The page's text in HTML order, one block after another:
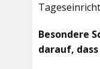
Besondere
darauf,